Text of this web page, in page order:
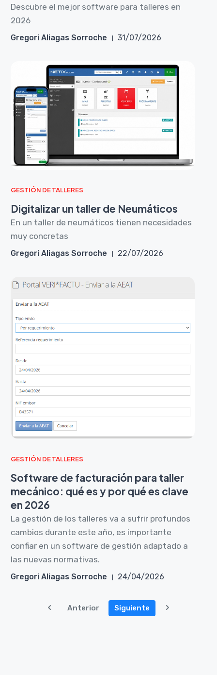
Descubre el mejor software para talleres en
2026
Gregori Aliagas Sorroche 31/07/2026
GESTIÓN DE TALLERES
Digitalizar un taller de Neumáticos
En un taller de neumáticos tienen necesidades
muy concretas
Gregori Aliagas Sorroche 22/07/2026
GESTIÓN DE TALLERES
Software de facturación para taller
mecánico: qué es y por qué es clave
en 2026
La gestión de los talleres va a sufrir profundos
cambios durante este año, es importante
confiar en un software de gestión adaptado a
las nuevas normativas.
Gregori Aliagas Sorroche 24/04/2026
Anterior Siguiente